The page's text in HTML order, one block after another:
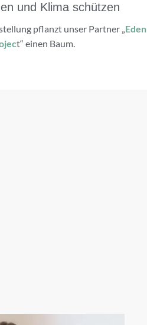
und Klima schützen
pflanzt unser Partner „Eden
t“ einen Baum.